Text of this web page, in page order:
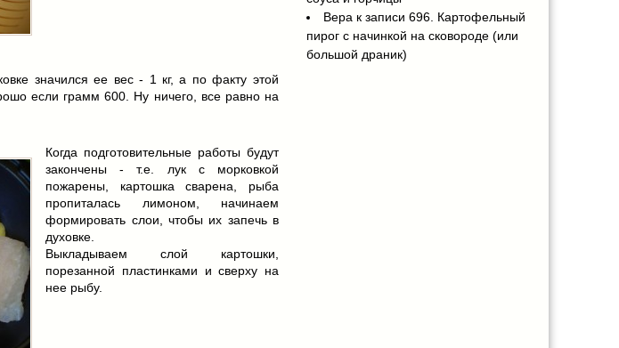
значился ее вес - 1 кг, а по факту этой
если грамм 600. Ну ничего, все равно на
Когда подготовительные работы будут
закончены - т.е. лук с морковкой
пожарены, картошка сварена, рыба
пропиталась лимоном, начинаем
формировать слои, чтобы их запечь в
духовке.
Выкладываем слой картошки,
порезанной пластинками и сверху на
нее рыбу.
Верак записи 696. Картофельный
пирог с начинкой на сковороде (или
большой драник)